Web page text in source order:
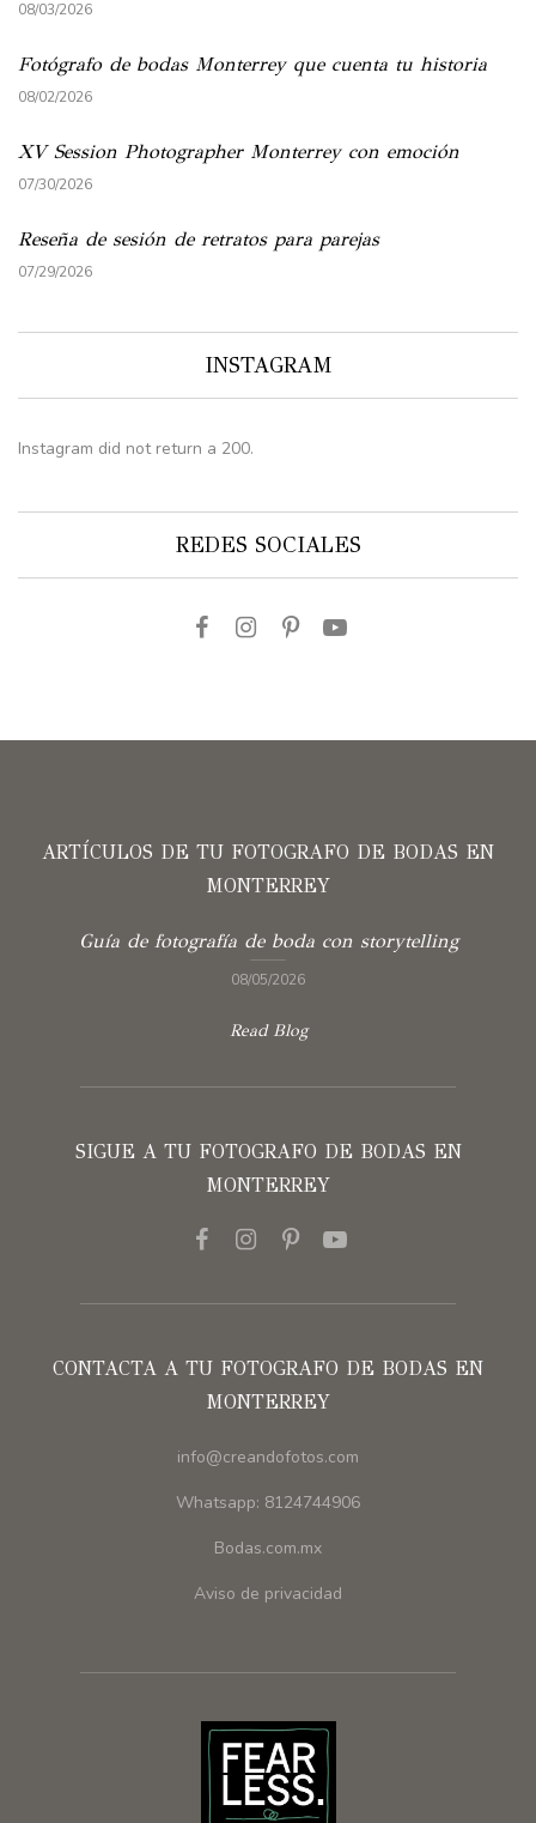
08/03/2026
Fotógrafo de bodas Monterrey que cuenta tu historia
08/02/2026
XV Session Photographer Monterrey con emoción
07/30/2026
Reseña de sesión de retratos para parejas
07/29/2026
INSTAGRAM
Instagram did not return a 200.
REDES SOCIALES
ARTÍCULOS DE TU FOTOGRAFO DE BODAS EN
MONTERREY
Guía de fotografía de boda con storytelling
08/05/2026
Read Blog
SIGUE A TU FOTOGRAFO DE BODAS EN
MONTERREY
CONTACTA A TU FOTOGRAFO DE BODAS EN
MONTERREY
info@creandofotos.com
Whatsapp: 8124744906
Bodas.com.mx
Aviso de privacidad